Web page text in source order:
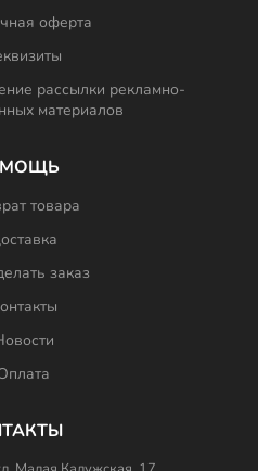
оферта
рассылки рекламно-
материалов
товара
заказ